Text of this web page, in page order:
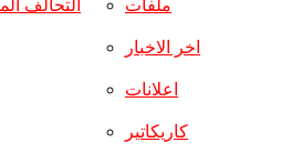
التحالف ملفات
اخر الاخبار
اعلانات
كاريكاتير